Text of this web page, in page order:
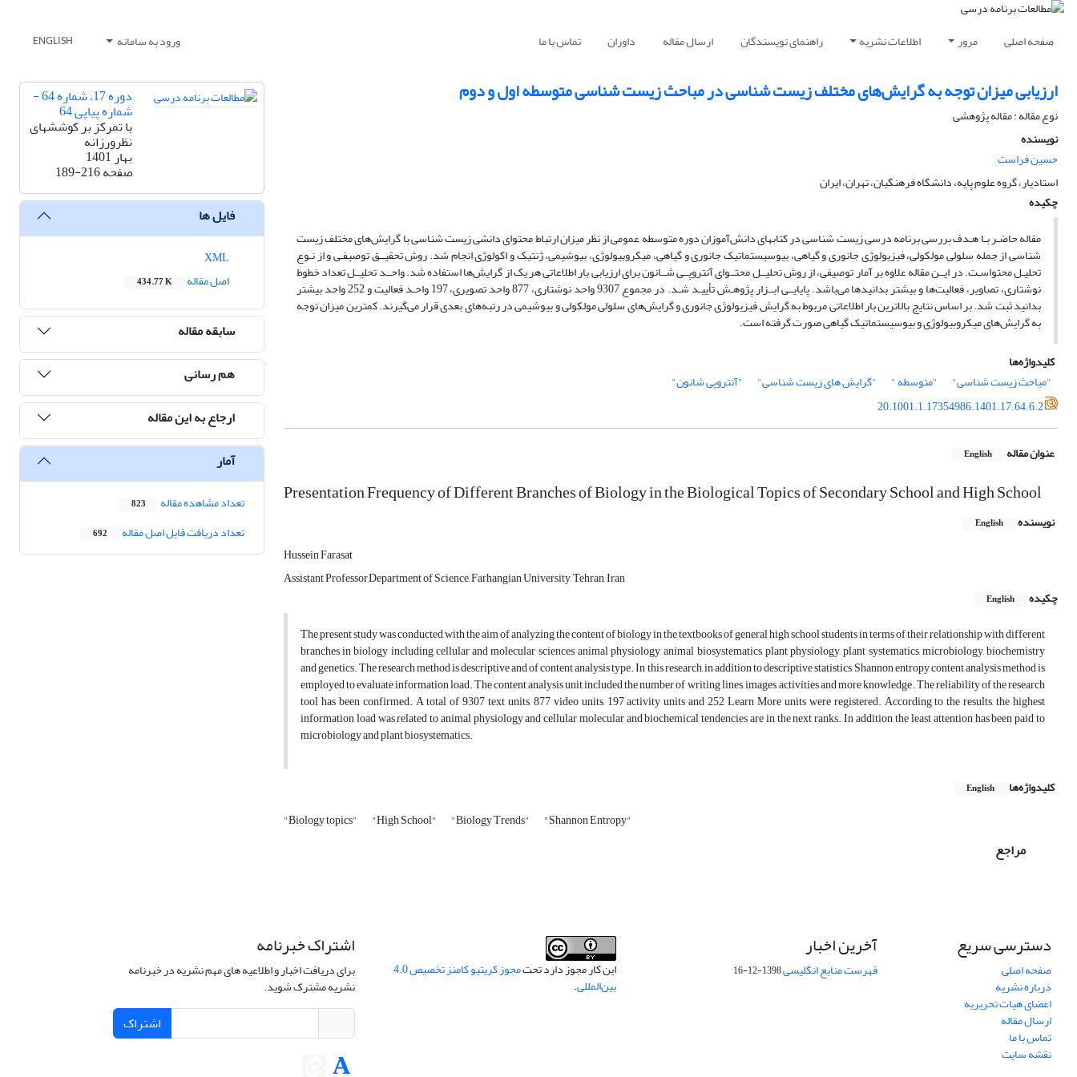
صفحه اصلی مرور اطلاعات نشریه راهنمای نویسندگان ارسال مقاله داوران تماس با ما ورود به سامانه ENGLISH
ارزیابی میزان توجه به گرایش‌های مختلف زیست شناسی در مباحث زیست شناسی متوسطه اول و دوم
نوع مقاله : مقاله پژوهشی
نویسنده
حسین فراست
استادیار، گروه علوم پایه، دانشگاه فرهنگیان، تهران، ایران
چکیده
مقاله حاضـر بـا هـدف بررسی برنامه درسی زیست شناسی در کتاب­های دانش‌آموزان دوره متوسطه عمومی از نظر میزان ارتباط محتوای دانشی زیست شناسی با گرایش‌های مختلف زیست
شناسی از جمله سلولی مولکولی، فیزیولوژی جانوری و گیاهی، بیوسیستماتیک جانوری و گیاهی، میکروبیولوژی، بیوشیمی، ژنتیک و اکولوژی انجام شد. روش تحقیــق توصیفـی و از نـوع
تحلیـل محتواسـت. در ایــن مقاله علاوه بر آمار توصیفی، از روش تحلیــل محتــوای آنتروپــی شــانون برای ارزیابی بار اطلاعاتی هر یک از گرایش‌ها استفاده شد. واحــد تحلیــل تعداد خطوط
نوشتاری، تصاویر، فعالیت‌‌ها و بیشتر بدانیدها می‌باشد. پایایــی ابــزار پژوهـش تأییـد شـد. در مجموع 9307 واحد نوشتاری، 877 واحد تصویری، 197 واحـد فعالیت و 252 واحد بیشتر
بدانید ثبت شد. بر اساس نتایج بالاترین بار اطلاعاتی مربوط به گرایش فیزیولوژی جانوری و گرایش‌های سلولی مولکولی و بیوشیمی در رتبه‌‌های بعدی قرار می‌گیرند. کمترین میزان توجه
به گرایش‌های میکروبیولوژی و بیوسیستماتیک گیاهی صورت گرفته است.
کلیدواژه‌ها
"مباحث زیست شناسی"
"متوسطه " "گرایش های زیست شناسی"
"آنتروپی شانون"
20.1001.1.17354986.1401.17.64.6.2
عنوان مقاله English
Presentation Frequency of Different Branches of Biology in the Biological Topics of Secondary School and High School
نویسنده English
Hussein Farasat
Assistant Professor,Department of Science, Farhangian University, Tehran, Iran
چکیده
English
The present study was conducted with the aim of analyzing the content of biology in the textbooks of general high school students in terms of their relationship with different
branches in biology including cellular and molecular sciences, animal physiology, animal biosystematics, plant physiology, plant systematics, microbiology, biochemistry
and genetics. The research method is descriptive and of content analysis type. In this research, in addition to descriptive statistics, Shannon entropy content analysis method is
employed to evaluate information load. The content analysis unit included the number of writing lines, images, activities and more knowledge. The reliability of the research
tool has been confirmed. A total of 9307 text units, 877 video units, 197 activity units and 252 Learn More units were registered. According to the results, the highest
information load was related to animal physiology and cellular molecular and biochemical tendencies are in the next ranks. In addition, the least attention has been paid to
microbiology and plant biosystematics.
کلیدواژه‌ها English
"Biology topics" "High School" "Biology Trends" "Shannon Entropy"
مراجع
دوره 17، شماره 64 -
شماره پیاپی 64
با تمرکز بر کوششهای
نظرورزانه
بهار 1401
صفحه189-216
فایل ها
اصل مقاله
434.77 K
سابقه مقاله
هم رسانی
ارجاع به این مقاله
آمار
تعداد مشاهده مقاله 823
تعداد دریافت فایل اصل مقاله 692
دسترسی سریع
صفحه اصلی
درباره نشریه
اعضای هیات تحریریه
ارسال مقاله
تماس با ما
نقشه سایت
آخرین اخبار
فهرست منابع انگلیسی1398-12-16 این کار مجوز دارد تحت مجوز کریتیو کامنز تخصیص 4.0
بین‌المللی.
اشتراک خبرنامه
برای دریافت اخبار و اطلاعیه های مهم نشریه در خبرنامه
نشریه مشترک شوید.
اشتراک